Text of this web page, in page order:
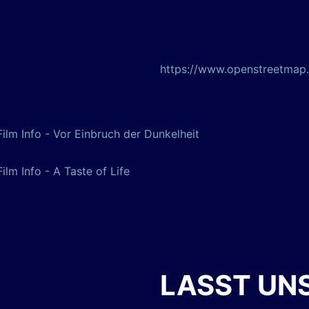
https://
Info - Vor Einbruch der Dunkelheit
Info - A Taste of Life
LASST